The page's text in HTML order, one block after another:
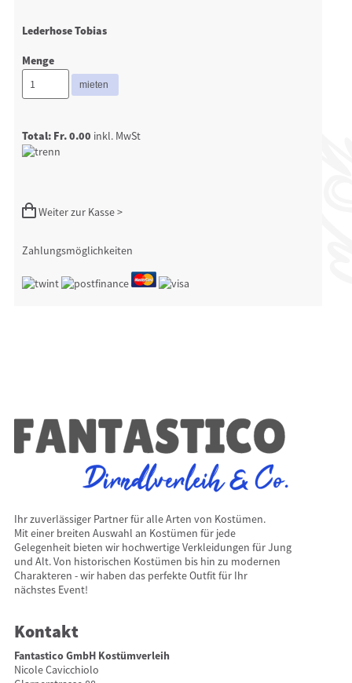
Lederhose Tobias
Menge
Total: Fr. 0.00 inkl. MwSt
Weiter zur Kasse >
Zahlungsmöglichkeiten
Ihr zuverlässiger Partner für alle Arten von Kostümen.
Mit einer breiten Auswahl an Kostümen für jede
Gelegenheit bieten wir hochwertige Verkleidungen für Jung
und Alt. Von historischen Kostümen bis hin zu modernen
Charakteren - wir haben das perfekte Outfit für Ihr
nächstes Event!
Kontakt
Fantastico GmbH Kostümverleih
Nicole Cavicchiolo